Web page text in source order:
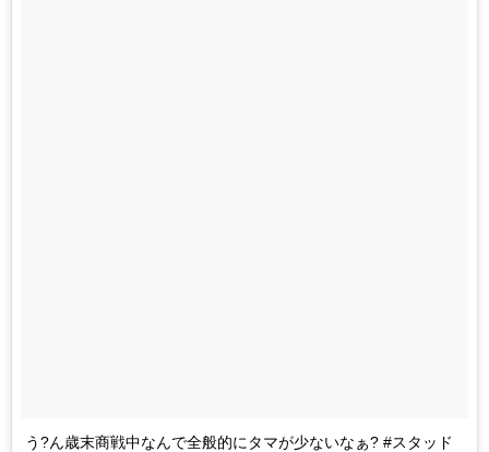
う?ん歳末商戦中なんで全般的にタマが少ないなぁ? #スタッド